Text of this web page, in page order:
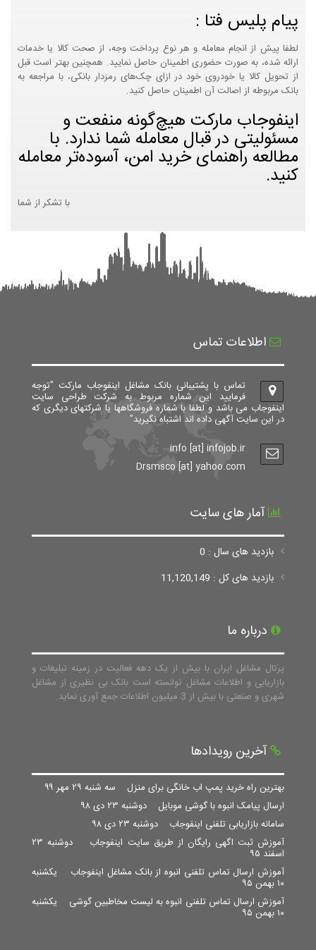
پیام پلیس فتا :
لطفا پیش از انجام معامله و هر نوع پرداخت وجه، از صحت کالا یا خدمات
ارائه شده، به صورت حضوری اطمینان حاصل نمایید. همچنین بهتر است قبل
از تحویل کالا یا خودروی خود در ازای چک‌های رمزدار بانکی، با مراجعه به
بانک مربوطه از اصالت آن اطمینان حاصل کنید.
اینفوجاب مارکت هیچ‌گونه منفعت و
مسئولیتی در قبال معامله شما ندارد. با
مطالعه راهنمای خرید امن، آسوده‌تر معامله
کنید.
با تشکر از شما
اطلاعات تماس
تماس با پشتیبانی بانک مشاغل اینفوجاب مارکت "توجه
فرمایید این شماره مربوط به شرکت طراحی سایت
اینفوجاب می باشد و لطفا با شماره فروشگاهها یا شرکتهای دیگری که
در این سایت آگهی داده اند اشتباه نگیرید"
info [at] infojob.ir
Drsmsco [at] yahoo.com
آمار های سایت
بازدید های سال : 0
بازدید های کل : 11,120,149
درباره ما
پرتال مشاغل ایران با بیش از یک دهه فعالیت در زمینه تبلیغات و
بازاریابی و اطلاعات مشاغل توانسته است بانک بی نظیری از مشاغل
شهری و صنعتی با بیش از 3 میلیون اطلاعات جمع آوری نماید.
آخرین رویدادها
بهترین راه خرید پمپ اب خانگی برای منزل سه شنبه ۲۹ مهر ۹۹
ارسال پیامک انبوه با گوشی موبایل دوشنبه ۲۳ دی ۹۸
سامانه بازاریابی تلفنی اینفوجاب دوشنبه ۲۳ دی ۹۸
آموزش ثبت اگهی رایگان از طریق سایت اینفوجاب
دوشنبه ۲۳
اسفند ۹۵
آموزش ارسال تماس تلفنی انبوه از بانک مشاغل اینفوجاب یکشنبه
۱۰ بهمن ۹۵
آموزش ارسال تماس تلفنی انبوه به لیست مخاطبین گوشی یکشنبه
۱۰ بهمن ۹۵